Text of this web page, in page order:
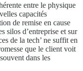
entre le physique
capacités
de remise en cause
silos d’entreprise et sur
de la tech’ ne suffit en
que le client voit
dans les